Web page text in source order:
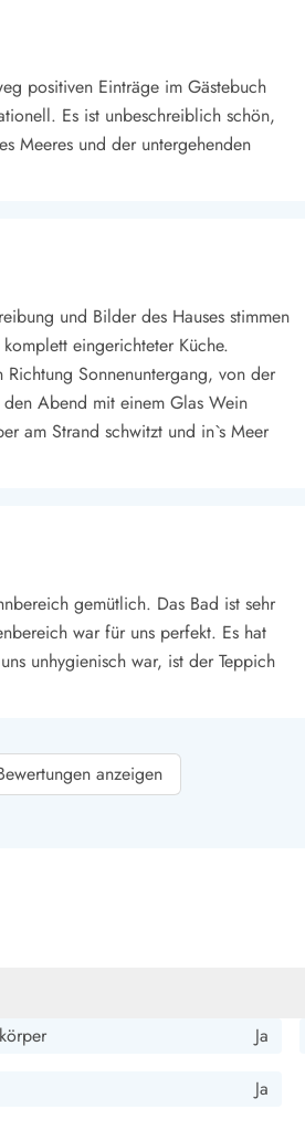
Esmark Henne Esmark RömöEsmark
positiven Einträge im Gästebuch
Es ist unbeschreiblich schön,
Meeres und der untergehenden
und Bilder des Hauses stimmen
eingerichteter Küche.
Sonnenuntergang, von der
Abend mit einem Glas Wein
am Strand schwitzt und in`s Meer
gemütlich. Das Bad ist sehr
war für uns perfekt. Es hat
unhygienisch war, ist der Teppich
perfekt. Das Haus bietet
anzeigen
Ja
Ja